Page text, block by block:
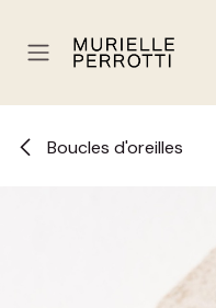
Boucles d'oreilles